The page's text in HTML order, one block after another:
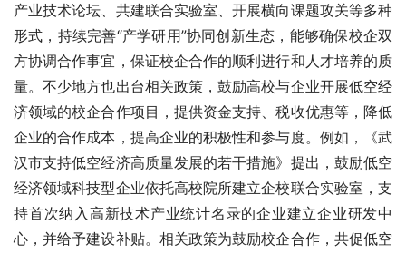
产业技术论坛、共建联合实验室、开展横向课题攻关等多种
形式，持续完善“产学研用”协同创新生态，能够确保校企双
方协调合作事宜，保证校企合作的顺利进行和人才培养的质
量。不少地方也出台相关政策，鼓励高校与企业开展低空经
济领域的校企合作项目，提供资金支持、税收优惠等，降低
企业的合作成本，提高企业的积极性和参与度。例如，《武
汉市支持低空经济高质量发展的若干措施》提出，鼓励低空
经济领域科技型企业依托高校院所建立企校联合实验室，支
持首次纳入高新技术产业统计名录的企业建立企业研发中
心，并给予建设补贴。相关政策为鼓励校企合作，共促低空